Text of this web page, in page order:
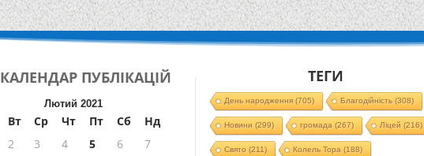
КАЛЕНДАР ПУБЛІКАЦІЙ
Лютий 2021
Вт Ср Чт Пт Сб
Нд
2 3 4 5 6 7
ТЕГИ
День народження(705) Благодійність(308)
Новини (299) громада (267) Ліцей (216)
Свято (211) Колель Тора (188)